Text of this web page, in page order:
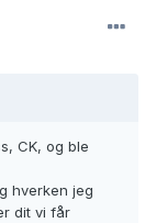
CK, og ble
hverken jeg
dit vi får